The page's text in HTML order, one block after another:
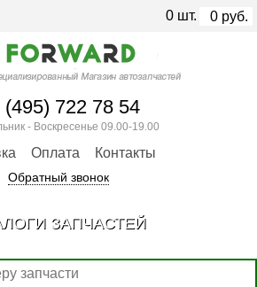
(495) 722 78 54
- Воскресенье 09.00-19.00
Оплата Контакты
Обратный звонок
0 шт. 0 руб.
ЗАПЧАСТЕЙ